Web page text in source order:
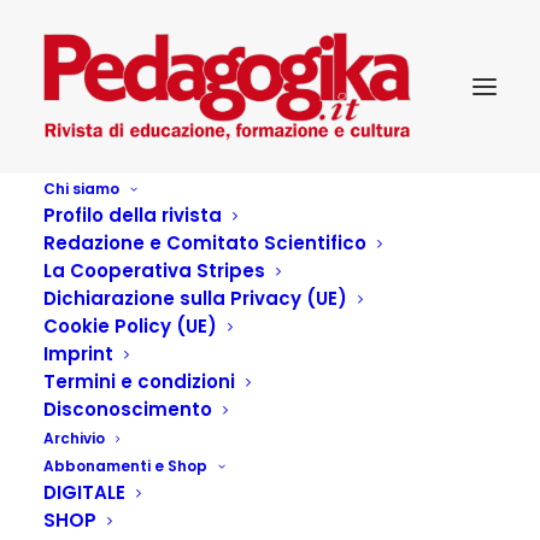
Chi siamo
Profilo della rivista
Redazione e Comitato Scientifico
La Cooperativa Stripes
Dichiarazione sulla Privacy (UE)
Cookie Policy (UE)
Imprint
Termini e condizioni
Disconoscimento
Archivio
Abbonamenti e Shop
DIGITALE
SHOP
Non abbiamo bisogno di
nessuno? Intervista a
Consuelo Corradi
1 GENNAIO 2026